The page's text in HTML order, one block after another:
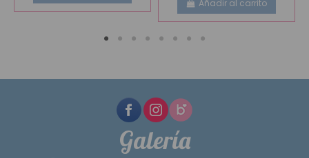
Añadir al carrito
Galería